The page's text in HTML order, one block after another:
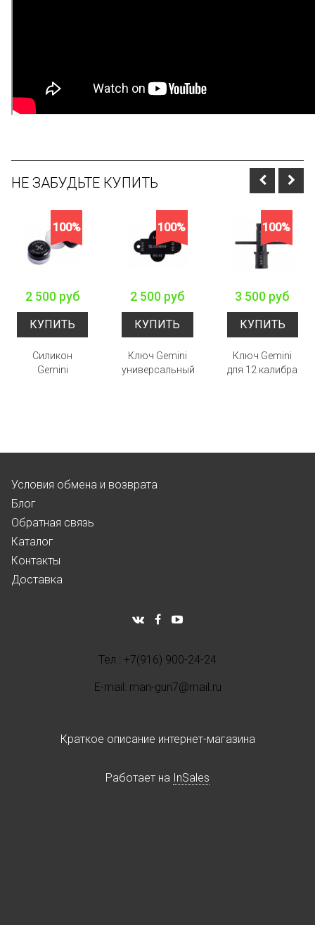
НЕ ЗАБУДЬТЕ КУПИТЬ
100%
2 500 руб
КУПИТЬ
Силикон
Gemini
100%
2 500 руб
КУПИТЬ
Ключ Gemini
универсальный
100%
3 500 руб
КУПИТЬ
Ключ Gemini
для 12 калибра
Условия обмена и возврата
Блог
Обратная связь
Каталог
Контакты
Доставка
Тел.: +7(916) 900-24-24
E-mail: man-gun7@mail.ru
Краткое описание интернет-магазина
Работает на InSales